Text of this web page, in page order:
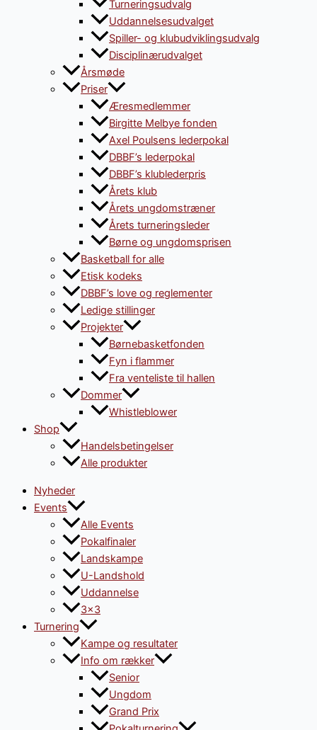
Turneringsudvalg
Uddannelsesudvalget
Spiller- og klubudviklingsudvalg
Disciplinærudvalget
Årsmøde
Priser
Æresmedlemmer
Birgitte Melbye fonden
Axel Poulsens lederpokal
DBBF’s lederpokal
DBBF’s klublederpris
Årets klub
Årets ungdomstræner
Årets turneringsleder
Børne og ungdomsprisen
Basketball for alle
Etisk kodeks
DBBF’s love og reglementer
Ledige stillinger
Projekter
Børnebasketfonden
Fyn i flammer
Fra venteliste til hallen
Dommer
Whistleblower
Shop
Handelsbetingelser
Alle produkter
Nyheder
Events
Alle Events
Pokalfinaler
Landskampe
U-Landshold
Uddannelse
3×3
Turnering
Kampe og resultater
Info om rækker
Senior
Ungdom
Grand Prix